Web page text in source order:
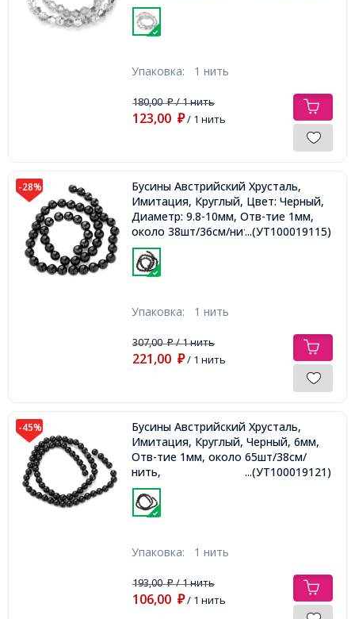
Упаковка: 1 нить
180,00₽/ 1 нить
123,00 ₽/ 1 нить
-28%
Бусины Австрийский Хрусталь,
Имитация, Круглый, Цвет: Черный,
Диаметр: 9.8-10мм, Отв-тие 1мм,
около 38шт/36см/нить,...(УТ100019115)
Упаковка: 1 нить
307,00₽/ 1 нить
221,00 ₽/ 1 нить
-45%
Бусины Австрийский Хрусталь,
Имитация, Круглый, Черный, 6мм,
Отв-тие 1мм, около 65шт/38см/
нить,
...(УТ100019121)
Упаковка: 1 нить
193,00₽/ 1 нить
106,00 ₽/ 1 нить